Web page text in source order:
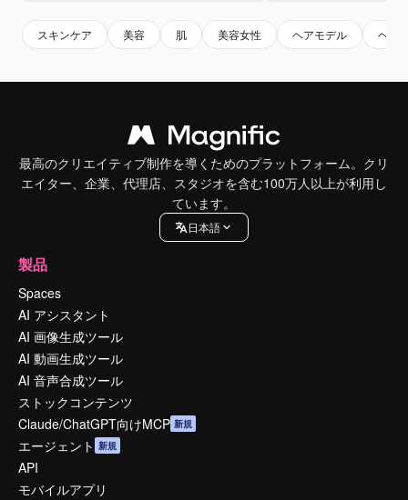
スキンケア 美容 肌 美容女性 ヘアモデル ヘア
最高のクリエイティブ制作を導くためのプラットフォーム。クリ
エイター、企業、代理店、スタジオを含む100万人以上が利用し
ています。
日本語
製品
Spaces
AI アシスタント
AI 画像生成ツール
AI 動画生成ツール
AI 音声合成ツール
ストックコンテンツ
Claude/ChatGPT向けMCP 新規
エージェント 新規
API
モバイルアプリ